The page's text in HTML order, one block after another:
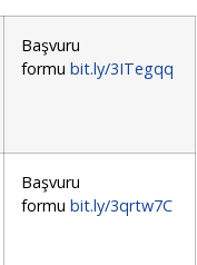
Başvuru
formu bit.ly/3ITegqq
Başvuru
formu bit.ly/3qrtw7C